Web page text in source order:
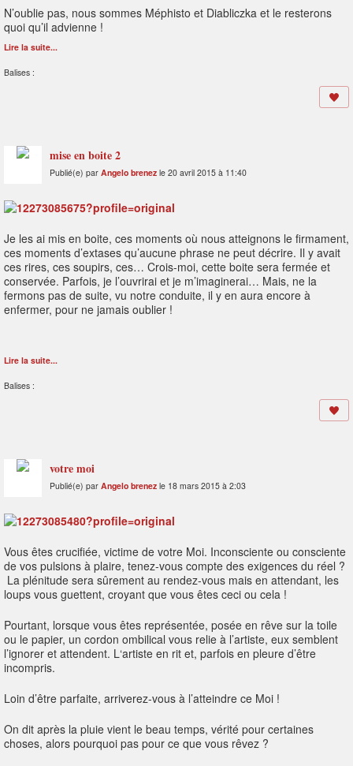
N’oublie pas, nous sommes Méphisto et Diabliczka et le resterons
quoi qu’il advienne !
Lire la suite...
Balises :
mise en boite 2
Publié(e) par Angelo brenez le 20 avril 2015 à 11:40
Je les ai mis en boite, ces moments où nous atteignons le firmament,
ces moments d’extases qu’aucune phrase ne peut décrire. Il y avait
ces rires, ces soupirs, ces… Crois-moi, cette boite sera fermée et
conservée. Parfois, je l’ouvrirai et je m’imaginerai… Mais, ne la
fermons pas de suite, vu notre conduite, il y en aura encore à
enfermer, pour ne jamais oublier !
Lire la suite...
Balises :
votre moi
Publié(e) par Angelo brenez le 18 mars 2015 à 2:03
Vous êtes crucifiée, victime de votre Moi. Inconsciente ou consciente
de vos pulsions à plaire, tenez-vous compte des exigences du réel ?
La plénitude sera sûrement au rendez-vous mais en attendant, les
loups vous guettent, croyant que vous êtes ceci ou cela !
Pourtant, lorsque vous êtes représentée, posée en rêve sur la toile
ou le papier, un cordon ombilical vous relie à l’artiste, eux semblent
l’ignorer et attendent. L‘artiste en rit et, parfois en pleure d’être
incompris.
Loin d’être parfaite, arriverez-vous à l’atteindre ce Moi !
On dit après la pluie vient le beau temps, vérité pour certaines
choses, alors pourquoi pas pour ce que vous rêvez ?